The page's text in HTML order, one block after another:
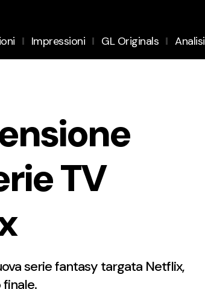
Impressioni GL Originals Analisi
TV
serie fantasy targata Netflix,